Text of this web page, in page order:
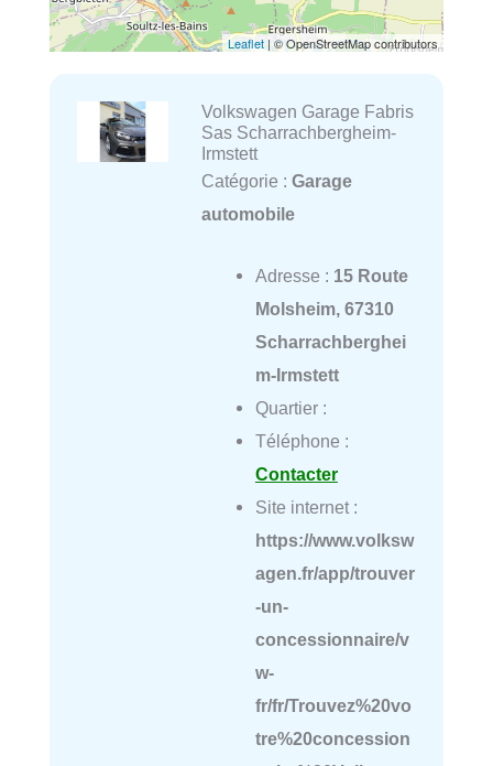
Leaflet | © OpenStreetMap contributors
Volkswagen Garage Fabris
Sas Scharrachbergheim-
Irmstett
Catégorie : Garage
automobile
Adresse : 15 Route
Molsheim, 67310
Scharrachberghei
m-Irmstett
Quartier :
Téléphone :
Contacter
Site internet :
https://www.volksw
agen.fr/app/trouver
-un-
concessionnaire/v
w-
fr/fr/Trouvez%20vo
tre%20concession